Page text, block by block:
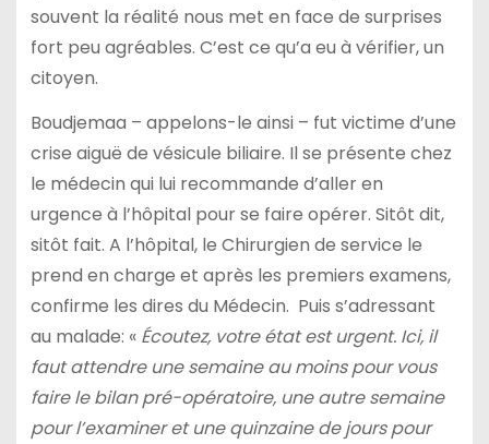
souvent la réalité nous met en face de surprises
fort peu agréables. C’est ce qu’a eu à vérifier, un
citoyen.
Boudjemaa – appelons-le ainsi – fut victime d’une
crise aiguë de vésicule biliaire. Il se présente chez
le médecin qui lui recommande d’aller en
urgence à l’hôpital pour se faire opérer. Sitôt dit,
sitôt fait. A l’hôpital, le Chirurgien de service le
prend en charge et après les premiers examens,
confirme les dires du Médecin. Puis s’adressant
au malade: « Écoutez, votre état est urgent. Ici, il
faut attendre une semaine au moins pour vous
faire le bilan pré-opératoire, une autre semaine
pour l’examiner et une quinzaine de jours pour